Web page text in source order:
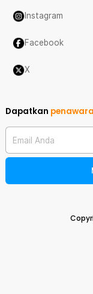
Instagram
Facebook
X
Dapatkan
Email Anda